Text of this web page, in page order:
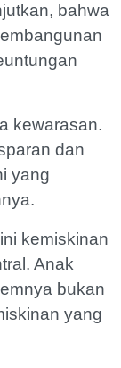
bahwa
kewarasan.
dan
yang
kemiskinan
Anak
bukan
yang